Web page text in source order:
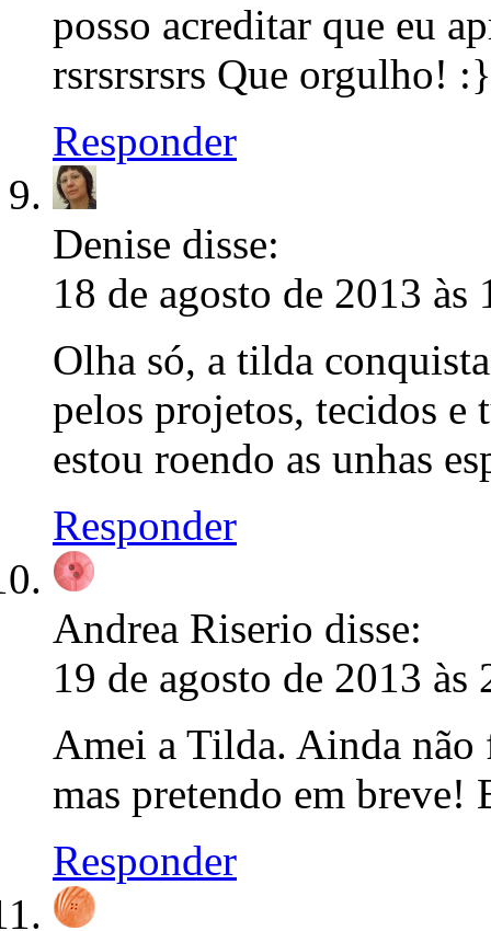
posso acreditar que eu
rsrsrsrsrs Que orgulho! :}
Responder
Denise disse:
18 de agosto de 2013 às
Olha só, a tilda
pelos projetos, tecidos
estou roendo as unhas
Responder
Andrea Riserio disse:
19 de agosto de 2013 às
Amei a Tilda. Ainda não
mas pretendo em breve!
Responder